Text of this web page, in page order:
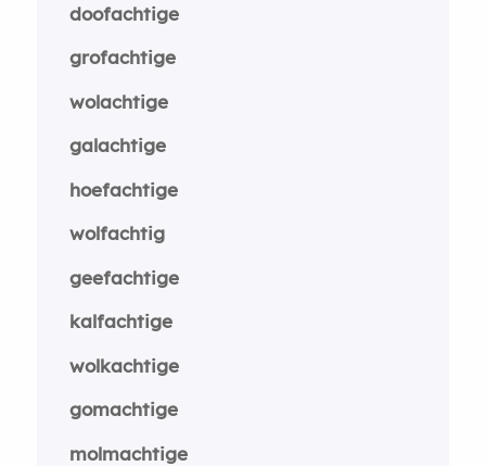
doofachtige
grofachtige
wolachtige
galachtige
hoefachtige
wolfachtig
geefachtige
kalfachtige
wolkachtige
gomachtige
molmachtige